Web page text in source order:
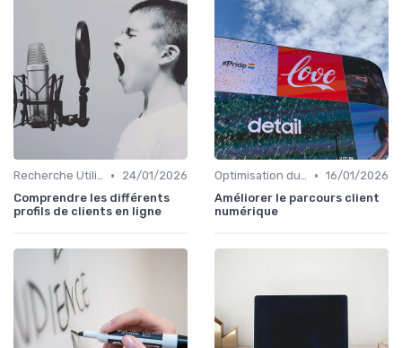
Recherche Utilisateur et Personas •
24/01/2026
Comprendre les différents
profils de clients en ligne
Optimisation du Parcours Client • 16/01/2026
Améliorer le parcours client
numérique